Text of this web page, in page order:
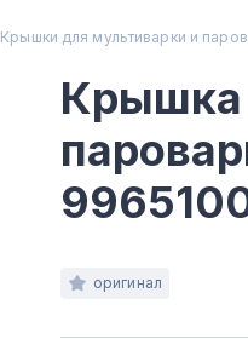
Крышки для мультиварки и
Крышка
оригинал